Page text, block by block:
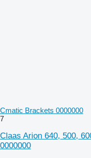
Cmatic Brackets 0000000
7
Claas Arion 640, 500,
0000000